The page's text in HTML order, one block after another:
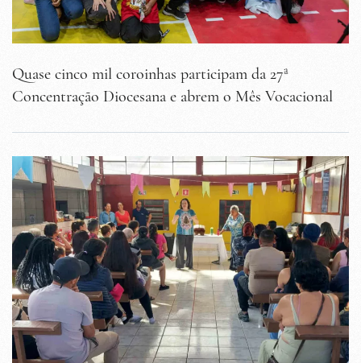
Quase cinco mil coroinhas participam da 27ª
Concentração Diocesana e abrem o Mês Vocacional